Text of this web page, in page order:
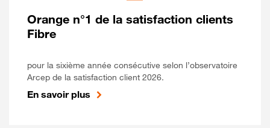
Orange n°1 de la satisfaction clients
Fibre
pour la sixième année consécutive selon l’observatoire
Arcep de la satisfaction client 2026.
En savoir plus